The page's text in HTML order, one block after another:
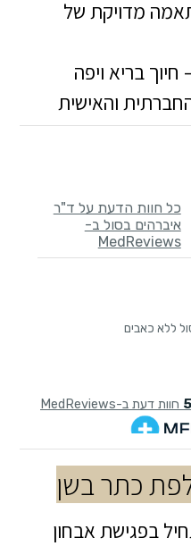
מדויקת של
בריא ויפה
והאישית
כתר בשן
בפגישת אבחון